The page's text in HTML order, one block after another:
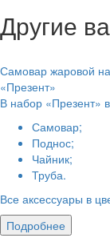
Другие
Самовар жаровой
«Презент»
В набор «Презент»
Самовар;
Поднос;
Чайник;
Труба.
Все аксессуары в
Подробнее